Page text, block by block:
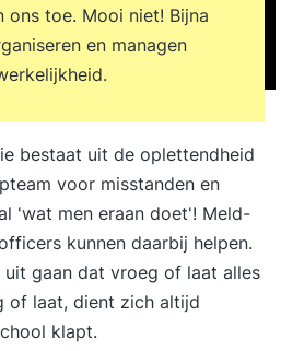
Voor deelname aan
specifieke vooropleiding
categorie 2
ons toe. Mooi niet! Bijna
en managen
bestaat uit de oplettendheid
voor misstanden en
'wat men eraan doet'! Meld-
kunnen daarbij helpen.
uit gaan dat vroeg of laat alles
of laat, dient zich altijd
klapt.